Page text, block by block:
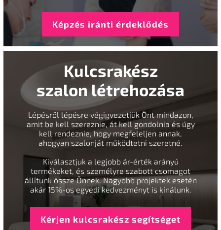
Képzés iránti érdeklődés
Kulcsrakész
szalon létrehozása
Lépésről lépésre végigvezetjük Önt mindazon,
amit be kell szereznie, át kell gondolnia és úgy
kell rendeznie, hogy megfeleljen annak,
ahogyan szalonját működtetni szeretné.
Kiválasztjuk a legjobb ár-érték arányú
termékeket, és személyre szabott csomagot
állítunk össze Önnek. Nagyobb projektek esetén
akár 15%-os egyedi kedvezményt is kínálunk.
Kérjen kulcsrakész segítséget